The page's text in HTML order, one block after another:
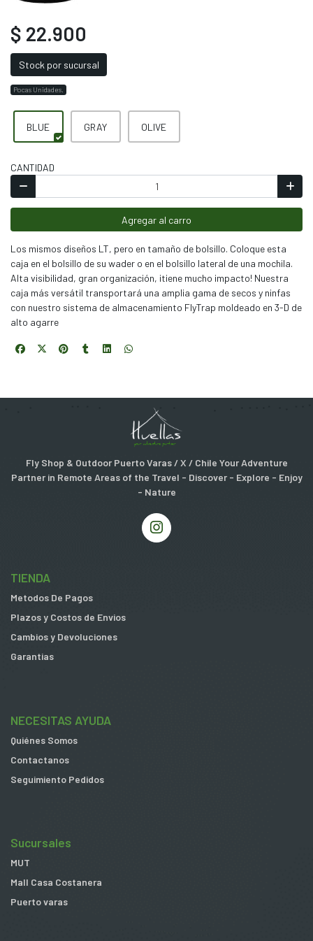
$ 22.900
Stock por sucursal
Pocas Unidades.
BLUE GRAY OLIVE
CANTIDAD
Agregar al carro
Los mismos diseños LT, pero en tamaño de bolsillo. Coloque esta
caja en el bolsillo de su wader o en el bolsillo lateral de una mochila.
Alta visibilidad, gran organización, ¡tiene mucho impacto! Nuestra
caja más versátil transportará una amplia gama de secos y ninfas
con nuestro sistema de almacenamiento FlyTrap moldeado en 3-D de
alto agarre
Fly Shop & Outdoor Puerto Varas / X / Chile Your Adventure
Partner in Remote Areas of the Travel - Discover - Explore - Enjoy
- Nature
TIENDA
Metodos De Pagos
Plazos y Costos de Envios
Cambios y Devoluciones
Garantias
NECESITAS AYUDA
Quiénes Somos
Contactanos
Seguimiento Pedidos
Sucursales
MUT
Mall Casa Costanera
Puerto varas